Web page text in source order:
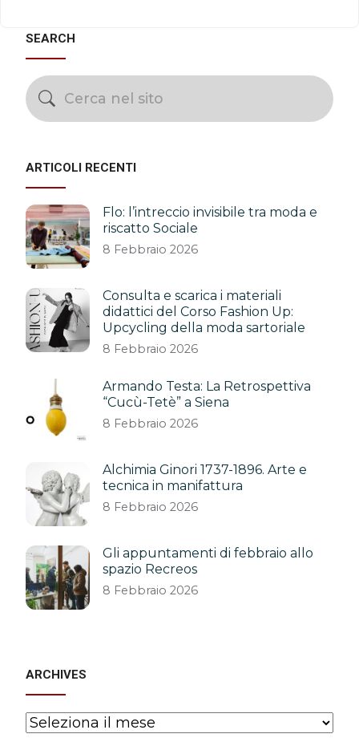
SEARCH
ARTICOLI RECENTI
Flo: l’intreccio invisibile tra moda e
riscatto Sociale
8 Febbraio 2026
Consulta e scarica i materiali
didattici del Corso Fashion Up:
Upcycling della moda sartoriale
8 Febbraio 2026
Armando Testa: La Retrospettiva
“Cucù-Tetè” a Siena
8 Febbraio 2026
Alchimia Ginori 1737-1896. Arte e
tecnica in manifattura
8 Febbraio 2026
Gli appuntamenti di febbraio allo
spazio Recreos
8 Febbraio 2026
ARCHIVES
Archives